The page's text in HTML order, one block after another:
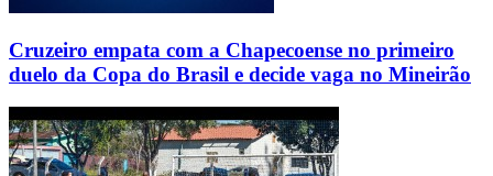
Cruzeiro empata com a Chapecoense no primeiro
duelo da Copa do Brasil e decide vaga no Mineirão